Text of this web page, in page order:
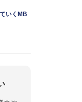
いくMB